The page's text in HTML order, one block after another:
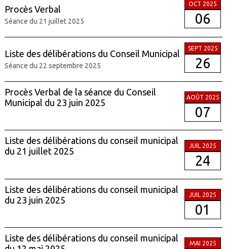
Procès Verbal
Séance du 21 juillet 2025
OCT 2025
06
Liste des délibérations du Conseil Municipal
Séance du 22 septembre 2025
SEPT 2025
26
Procès Verbal de la séance du Conseil
Municipal du 23 juin 2025
AOÛT 2025
07
Liste des délibérations du conseil municipal
du 21 juillet 2025
JUIL 2025
24
Liste des délibérations du conseil municipal
du 23 juin 2025
JUIL 2025
01
Liste des délibérations du conseil municipal
MAI 2025